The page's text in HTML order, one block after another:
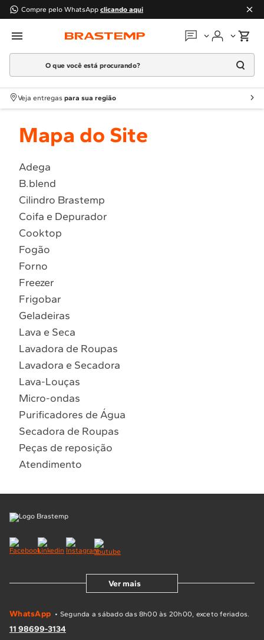
Compre pelo WhatsApp clicando aqui
Em que podemos
Atendimento Brastemp
Localizar assistência técnica
O que você está procurando?
Termos mais buscados
1º Geladeira
2
Fogao
4 º Lava Louça
5 º Cooktop
6º Microondas Brastemp
7º Forno
8º Embutir
9º Lava Seca
Veja entregas para sua região
Mapa do Site
Adega
B.blend
Cilindro Brastemp
Coifa e Depurador
Cooktop
Fogão
Forno
Freezer
Frigobar
Geladeiras
Lava e Seca
Lavadora de Roupas
Lavadora e Secadora
Lava-Louças
Micro-ondas
Purificadores de Água
Secadora de Roupas
Peças de reposição
Atendimento
Ver mais
WhatsApp • Segunda a sábado das 8h00 às 20h00, exceto feriados.
11 98699-3134